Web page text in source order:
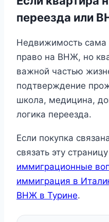
переезда или
Недвижимость сама
право на ВНЖ, но
важной частью
подтверждение
школа, медицина,
логика переезда.
Если покупка
связать эту
иммиграционные
иммиграция в
ВНЖ в Турине.